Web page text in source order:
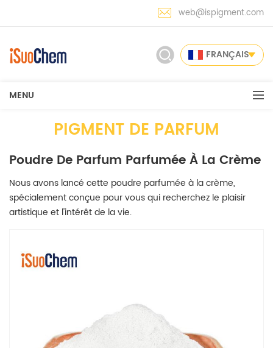
web@ispigment.com
FRANÇAIS
MENU
PIGMENT DE PARFUM
Poudre De Parfum Parfumée À La Crème
Nous avons lancé cette poudre parfumée à la crème,
spécialement conçue pour vous qui recherchez le plaisir
artistique et l'intérêt de la vie.